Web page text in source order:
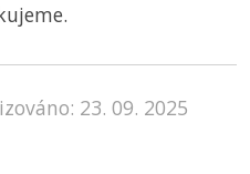
23. 09. 2025